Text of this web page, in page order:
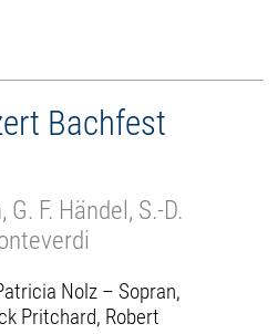
Bachfest
F. Händel, S.-D.
Nolz – Sopran,
Pritchard, Robert